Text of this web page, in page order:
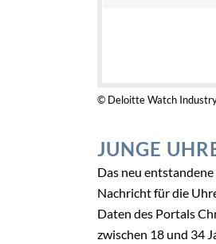
© Deloitte Watch
JUNGE
Das neu
Nachricht für die
Daten des Portals
zwischen 18 und 34